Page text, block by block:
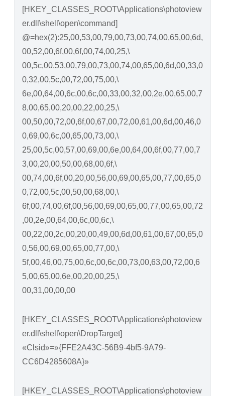
[HKEY_CLASSES_ROOT\Applications\photoview
er.dll\shell\open\command]
@=hex(2):25,00,53,00,79,00,73,00,74,00,65,00,6d,
00,52,00,6f,00,6f,00,74,00,25,\
00,5c,00,53,00,79,00,73,00,74,00,65,00,6d,00,33,0
0,32,00,5c,00,72,00,75,00,\
6e,00,64,00,6c,00,6c,00,33,00,32,00,2e,00,65,00,7
8,00,65,00,20,00,22,00,25,\
00,50,00,72,00,6f,00,67,00,72,00,61,00,6d,00,46,0
0,69,00,6c,00,65,00,73,00,\
25,00,5c,00,57,00,69,00,6e,00,64,00,6f,00,77,00,7
3,00,20,00,50,00,68,00,6f,\
00,74,00,6f,00,20,00,56,00,69,00,65,00,77,00,65,0
0,72,00,5c,00,50,00,68,00,\
6f,00,74,00,6f,00,56,00,69,00,65,00,77,00,65,00,72
,00,2e,00,64,00,6c,00,6c,\
00,22,00,2c,00,20,00,49,00,6d,00,61,00,67,00,65,0
0,56,00,69,00,65,00,77,00,\
5f,00,46,00,75,00,6c,00,6c,00,73,00,63,00,72,00,6
5,00,65,00,6e,00,20,00,25,\
00,31,00,00,00
[HKEY_CLASSES_ROOT\Applications\photoview
er.dll\shell\open\DropTarget]
«Clsid»=»{FFE2A43C-56B9-4bf5-9A79-
CC6D4285608A}»
[HKEY_CLASSES_ROOT\Applications\photoview